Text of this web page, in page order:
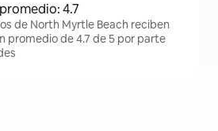
4.7
de North Myrtle Beach reciben
promedio de 4.7 de 5 por parte